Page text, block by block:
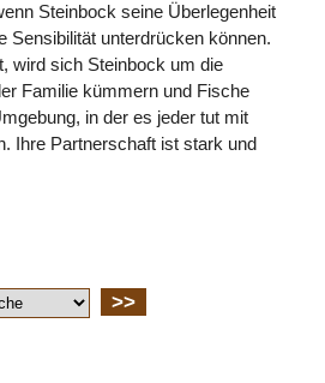
Steinbock seine Überlegenheit
Sensibilität unterdrücken können.
wird sich Steinbock um die
Familie kümmern und Fische
in der es jeder tut mit
Ihre Partnerschaft ist stark und
>>